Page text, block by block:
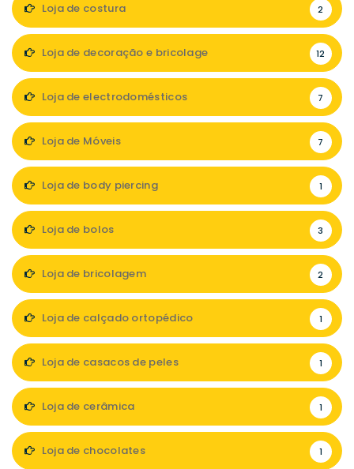
Loja de costura 2
Loja de decoração e bricolage 12
Loja de electrodomésticos 7
Loja de Móveis 7
Loja de body piercing 1
Loja de bolos 3
Loja de bricolagem 2
Loja de calçado ortopédico 1
Loja de casacos de peles 1
Loja de cerâmica 1
Loja de chocolates 1